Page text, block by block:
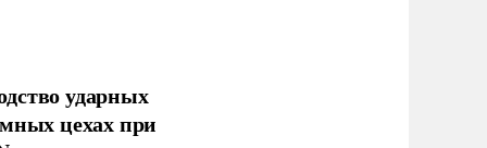
ударных
цехах при